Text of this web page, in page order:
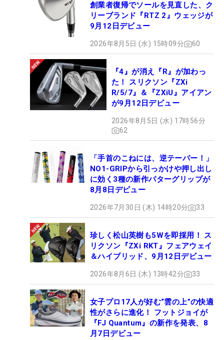
創業者復帰でソールを見直した、ク
リーブランド『RTZ 2』ウェッジが
9月12日デビュー
2026年8月5日 (水) 15時09分 60
『4』が消え『R』が加わっ
た！ スリクソン『ZXi
R/5/7』＆『ZXiU』アイアン
が9月12日デビュー
2026年8月5日 (水) 17時56分
62
「手首のこねには、逆テーパー！」
NO1-GRIPから引っかけや押し出し
に効く3種の新作パターグリップが
8月8日デビュー
2026年7月30日 (木) 14時20分 33
珍しく松山英樹も5Wを即採用！ ス
リクソン『ZXi RKT』フェアウェイ
＆ハイブリッド、9月12日デビュー
2026年8月6日 (木) 13時42分 33
女子プロ17人が好む“雲の上”の快適
性がさらに進化！ フットジョイが
『FJ Quantum』の新作を発表、8
月7日デビュー